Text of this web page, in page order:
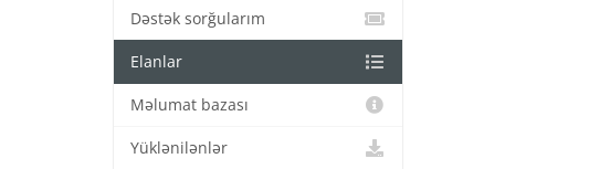
Dəstək sorğularım
Elanlar
Məlumat bazası
Yüklənilənlər